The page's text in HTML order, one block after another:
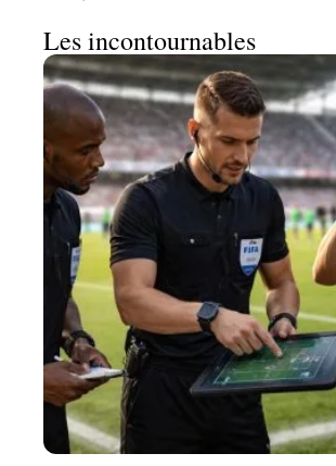
Les incontournables